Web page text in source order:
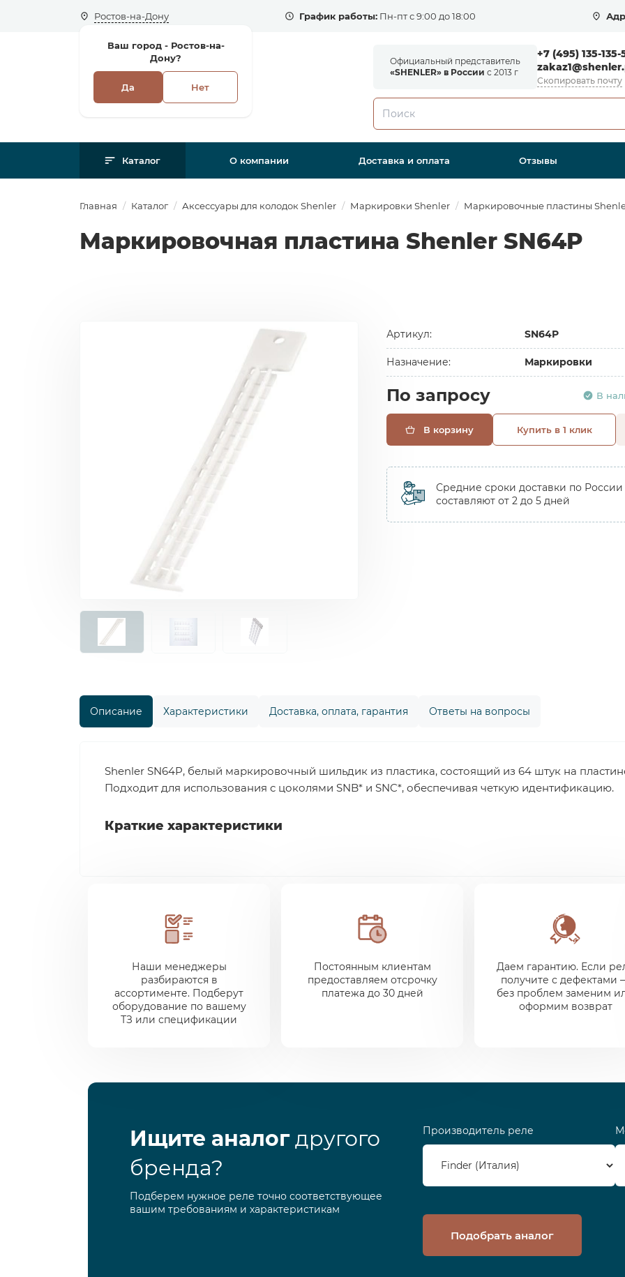
Ростов-на-Дону
Ваш город - Ростов-на-
Дону?
Да Нет
График работы: Пн-пт с 9:00 до 18:00
Официальный представитель
«SHENLER» в России с 2013 г
+7 (495) 135-135-
Скопировать почту
Каталог О компании Доставка и оплата Отзывы
Главная Каталог Аксессуары для колодок Shenler Маркировки Shenler Маркировочные пластины
Маркировочная пластина Shenler SN64P
Артикул: SN64P
Назначение: Маркировки
По запросу В
В корзину Купить в 1 клик
Средние сроки доставки по России
составляют от 2 до 5 дней
Описание Характеристики Доставка, оплата, гарантия Ответы на вопросы
Shenler SN64P, белый маркировочный шильдик из пластика, состоящий из 64 штук на
Подходит для использования с цоколями SNB* и SNC*, обеспечивая четкую идентификацию.
Краткие характеристики
Наши менеджеры
разбираются в
ассортименте. Подберут
оборудование по вашему
ТЗ или спецификации
Постоянным клиентам
предоставляем отсрочку
платежа до 30 дней
Даем гарантию. Если
получите с дефектами
без проблем заменим
оформим возврат
Ищите аналогдругого
бренда?
Подберем нужное реле точно соответствующее
вашим требованиям и характеристикам
Производитель реле
Подобрать аналог